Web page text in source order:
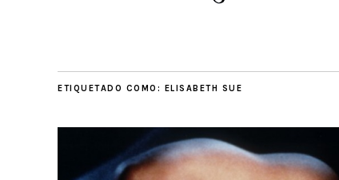
ETIQUETADO COMO: ELISABETH SUE